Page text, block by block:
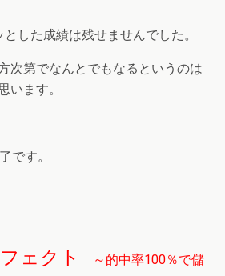
した成績は残せませんでした。
次第でなんとでもなるというのは
います。
です。
ェクト
～的中率100％で儲